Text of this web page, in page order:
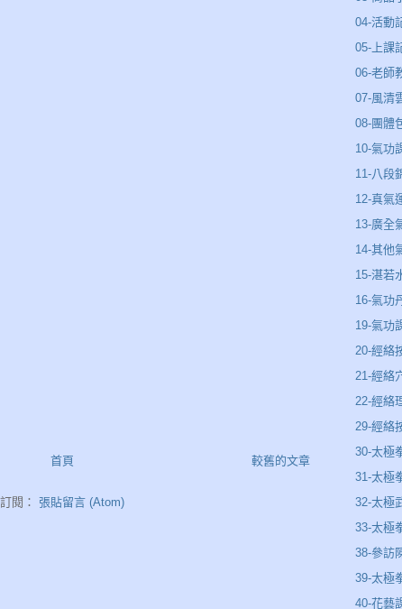
較舊的文章
首頁
訂閱： 張貼留言 (Atom)
04-活動
05-上課
06-老師
07-風清
08-團體
10-氣功
11-八段
12-真氣
13-廣全
14-其他
15-湛若
16-氣功
19-氣功
20-經絡
21-經絡
22-經絡
29-經絡
30-太極
31-太極
32-太極
33-太極
38-參訪
39-太極
40-花藝